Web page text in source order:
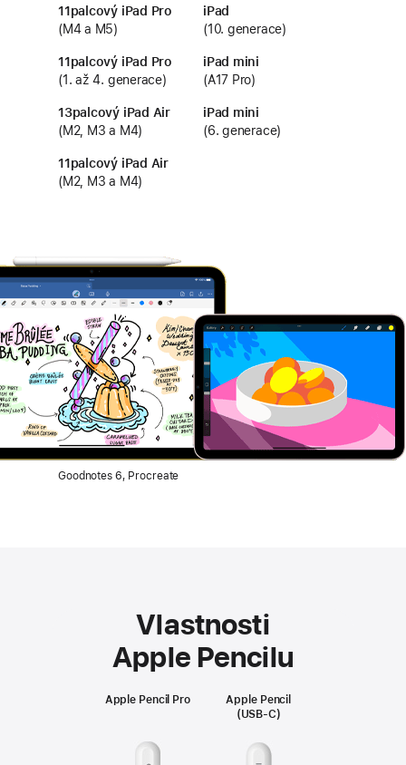
11palcový iPad Pro
(M4 a M5)
11palcový iPad Pro
(1. až 4. generace)
13palcový iPad Air
(M2, M3 a M4)
11palcový iPad Air
(M2, M3 a M4)
iPad
(10. generace)
iPad mini
(A17 Pro)
iPad mini
(6. generace)
Goodnotes 6, Procreate
Vlastnosti
Apple Pencilu
Apple Pencil Pro
Apple Pencil
(USB‑C)